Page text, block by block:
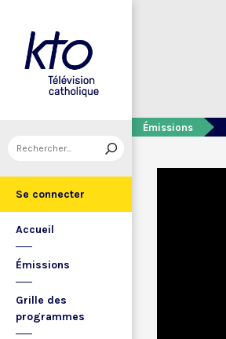
Se connecter
Accueil
Émissions
Grille des
programmes
Émissions